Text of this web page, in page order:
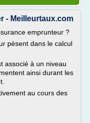
- Meilleurtaux.com
emprunteur ?
pèsent dans le calcul
associé à un niveau
ainsi durant les
au cours des